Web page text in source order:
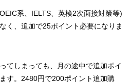
系、IELTS、英検2次面接対策等)
く、追加で25ポイント必要になりま
てしまっても、月の途中で追加ポイ
す。2480円で200ポイント追加購